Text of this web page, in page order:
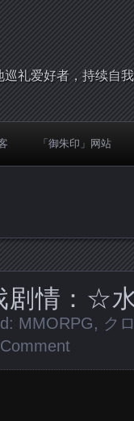
礼爱好者，持续自
「御朱印」网站
剧情：☆
MMORPG, ク